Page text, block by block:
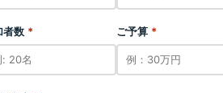
者数 * ご予算 *